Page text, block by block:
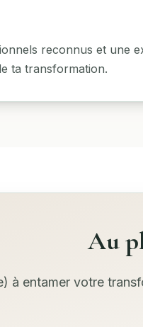
reconnus et une
ta transformation.
Au
à entamer votre